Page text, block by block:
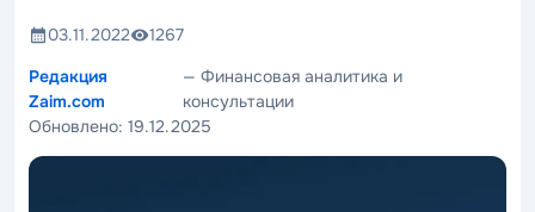
03.11.2022
1267
Редакция
Zaim.com
— Финансовая аналитика и
консультации
Обновлено: 19.12.2025